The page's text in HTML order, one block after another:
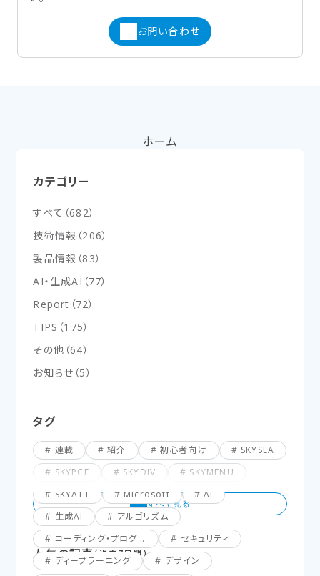
お問い合わせ
ホーム
カテゴリー
すべて （682）
技術情報 （206）
製品情報 （83）
AI・生成AI （77）
Report （72）
TIPS （175）
その他 （64）
お知らせ （5）
タグ
連載 紹介 初心者向け
SKYSEA
SKYPCE
SKYDIV
SKYMENU
SKYATT
Microsoft
AI
生成AI
アルゴリズム
コーディング・プログラミング
セキュリティ
ディープラーニング
デザイン
人気の記事（過去7日間）